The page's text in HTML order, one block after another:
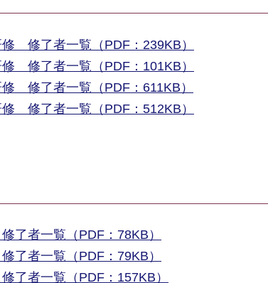
修了者一覧（PDF：239KB）
修了者一覧（PDF：101KB）
修了者一覧（PDF：611KB）
修了者一覧（PDF：512KB）
了者一覧（PDF：78KB）
了者一覧（PDF：79KB）
了者一覧（PDF：157KB）